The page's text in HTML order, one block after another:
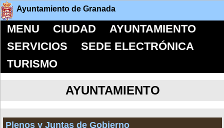
Ayuntamiento de Granada
MENU CIUDAD
AYUNTAMIENTO
SERVICIOS
SEDE ELECTRÓNICA
TURISMO
AYUNTAMIENTO
Plenos y Juntas de Gobierno